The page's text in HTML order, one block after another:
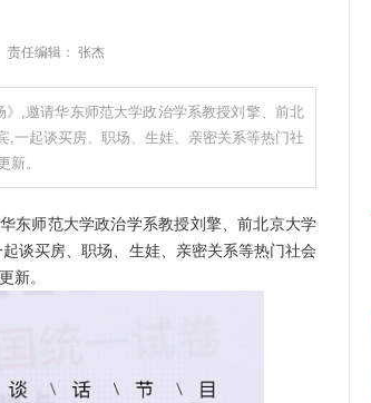
责任编辑： 张杰
,邀请华东师范大学政治学系教授刘擎、前北
,一起谈买房、职场、生娃、亲密关系等热门社
新。
师范大学政治学系教授刘擎、前北京大学
谈买房、职场、生娃、亲密关系等热门社会
新。